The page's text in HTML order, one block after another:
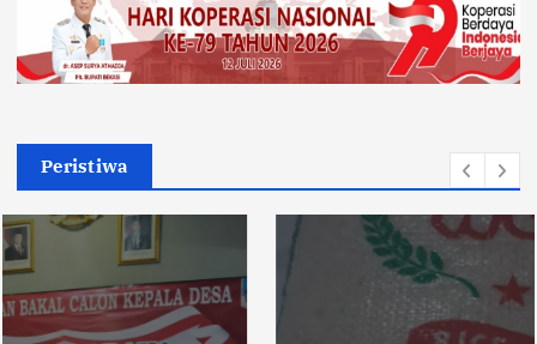
Peristiwa